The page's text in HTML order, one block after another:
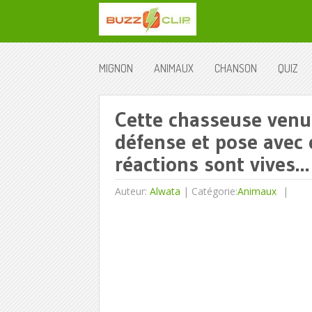
MIGNON ANIMAUX CHANSON QUIZ
Cette chasseuse
défense et pose
réactions sont vives…
Auteur: Alwata | Catégorie:Animaux